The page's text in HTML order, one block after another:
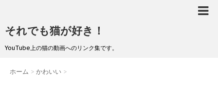
それでも猫が好き！
YouTube上の猫の動画へのリンク集です。
ホーム > かわいい >